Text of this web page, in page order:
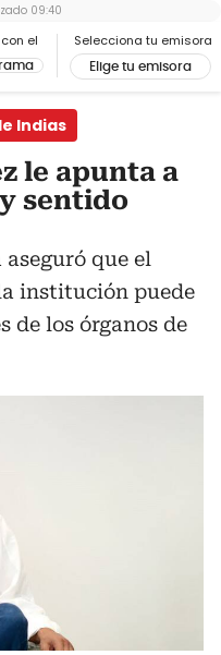
el Selecciona tu emisora
Elige tu emisora
09:40
Indias
le apunta a
sentido
que el
institución puede
de los órganos de